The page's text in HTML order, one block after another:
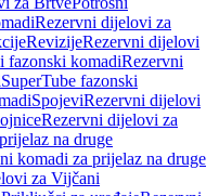
Rezervni dijelovi za
RevizijeRezervni dijelovi
fazonski komadiRezervni
SuperTube fazonski
SpojeviRezervni dijelovi
Rezervni dijelovi za
na druge
komadi za prijelaz na druge
za Vijčani